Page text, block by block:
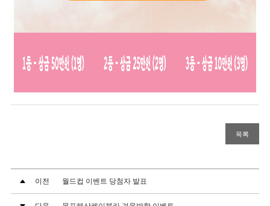
목록
이전 월드컵 이벤트 당첨자 발표